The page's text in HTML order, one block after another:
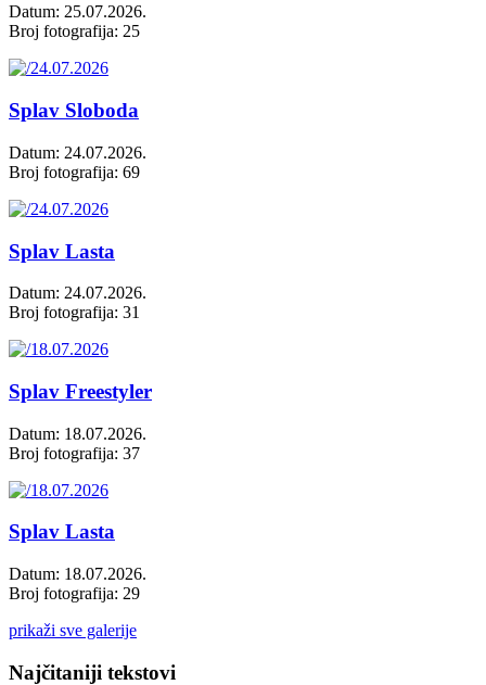
Datum: 25.07.2026.
Broj fotografija: 25
Splav Sloboda
Datum: 24.07.2026.
Broj fotografija: 69
Splav Lasta
Datum: 24.07.2026.
Broj fotografija: 31
Splav Freestyler
Datum: 18.07.2026.
Broj fotografija: 37
Splav Lasta
Datum: 18.07.2026.
Broj fotografija: 29
prikaži sve galerije
Najčitaniji tekstovi